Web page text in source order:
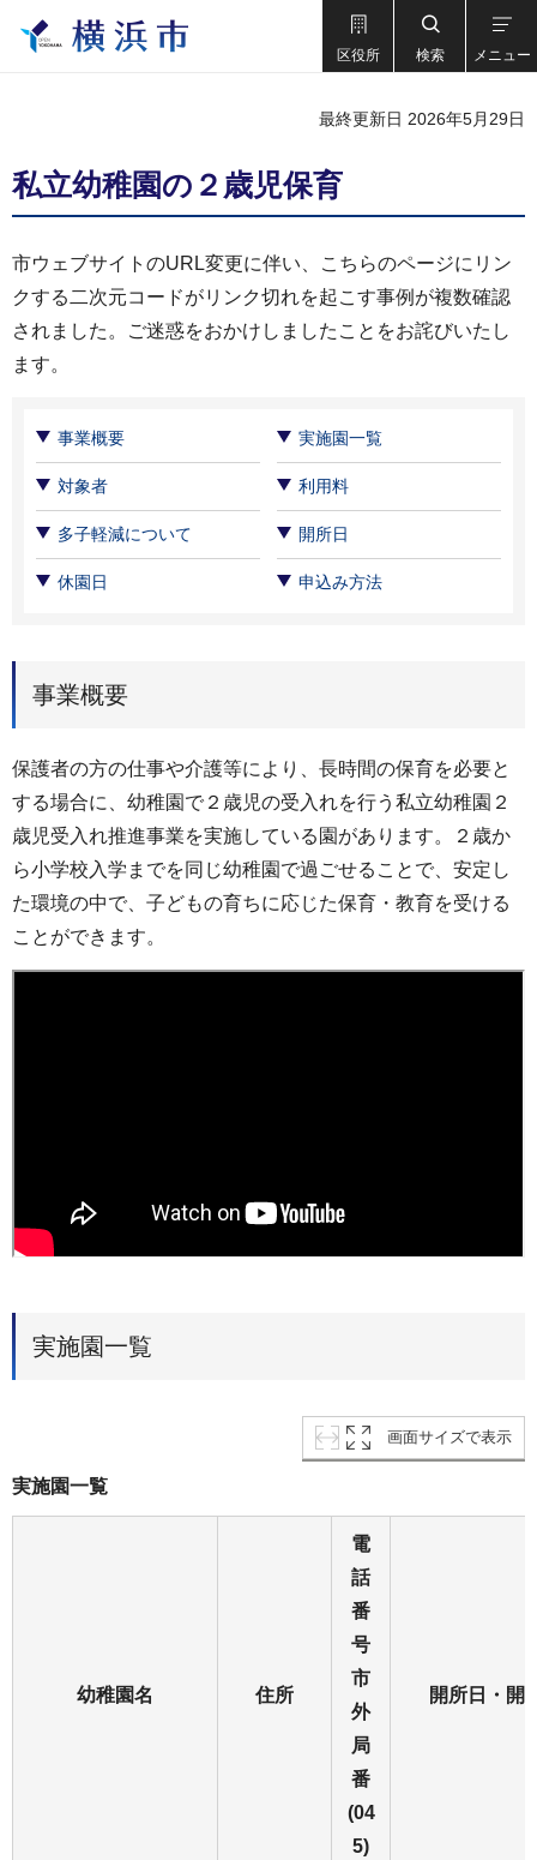
区役所 検索 メニュー
最終更新日 2026年5月29日
私立幼稚園の２歳児保育
市ウェブサイトのURL変更に伴い、こちらのページにリン
クする二次元コードがリンク切れを起こす事例が複数確認
されました。ご迷惑をおかけしましたことをお詫びいたし
ます。
事業概要 実施園一覧
対象者 利用料
多子軽減について 開所日
休園日 申込み方法
事業概要
保護者の方の仕事や介護等により、長時間の保育を必要と
する場合に、幼稚園で２歳児の受入れを行う私立幼稚園２
歳児受入れ推進事業を実施している園があります。２歳か
ら小学校入学までを同じ幼稚園で過ごせることで、安定し
た環境の中で、子どもの育ちに応じた保育・教育を受ける
ことができます。
実施園一覧
画面サイズで表示
実施園一覧
幼稚園名 住所
電
話
番
号
市
外
局
番
(04
5)
開所日・開